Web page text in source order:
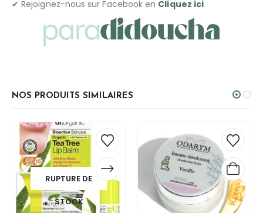
✔ Rejoignez-nous sur Facebook en Cliquez ici
NOS PRODUITS SIMILAIRES
RUPTURE DE
STOCK